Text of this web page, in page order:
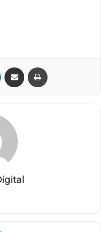
TelegramCompartilhar via e-mail